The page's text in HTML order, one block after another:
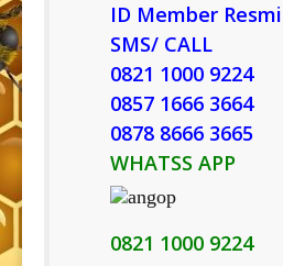
ID Member
SMS/ CALL
0821 1000 9224
0857 1666 3664
0878 8666 3665
WHATSS APP
0821 1000 9224